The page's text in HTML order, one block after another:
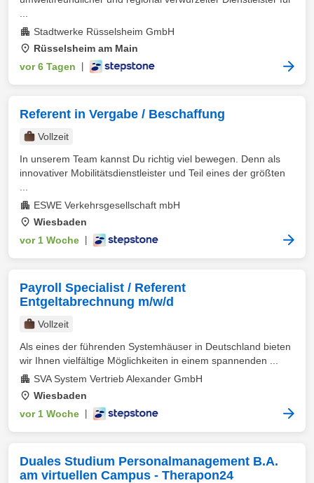
Stadtwerke Rüsselsheim GmbH
Rüsselsheim am Main
vor 6 Tagen
Referent in Vergabe / Beschaffung
Vollzeit
In unserem Team kannst Du richtig viel bewegen. Denn als
innovativer Mobilitätsdienstleister und Teil eines der größten
ESWE Verkehrsgesellschaft mbH
Wiesbaden
vor 1 Woche
Payroll Specialist / Referent
Entgeltabrechnung m/w/d
Vollzeit
Als eines der führenden Systemhäuser in Deutschland bieten
wir Ihnen vielfältige Möglichkeiten in einem spannenden ...
SVA System Vertrieb Alexander GmbH
Wiesbaden
vor 1 Woche
Duales Studium Personalmanagement B.A.
am virtuellen Campus - Therapon24